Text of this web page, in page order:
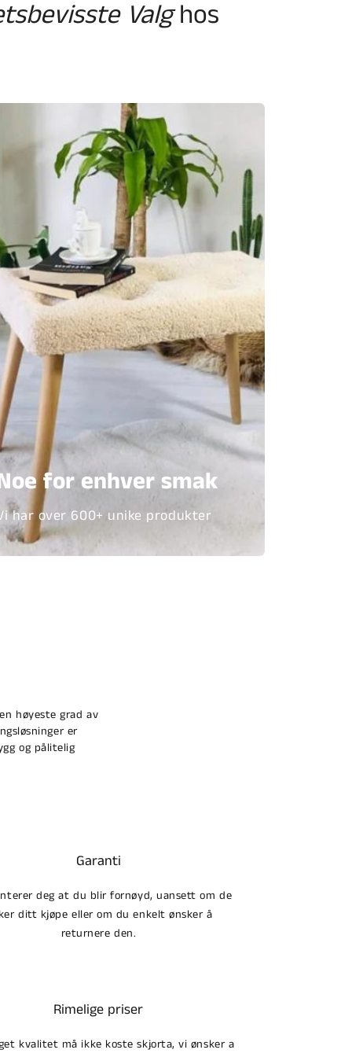
Valghos
for enhver smak
har over 600+ unike produkter
høyeste grad av
er
og pålitelig
Garanti
deg at du blir fornøyd, uansett om de
ditt kjøpe eller om du enkelt ønsker å
returnere den.
Rimelige priser
kvalitet må ikke koste skjorta, vi ønsker a